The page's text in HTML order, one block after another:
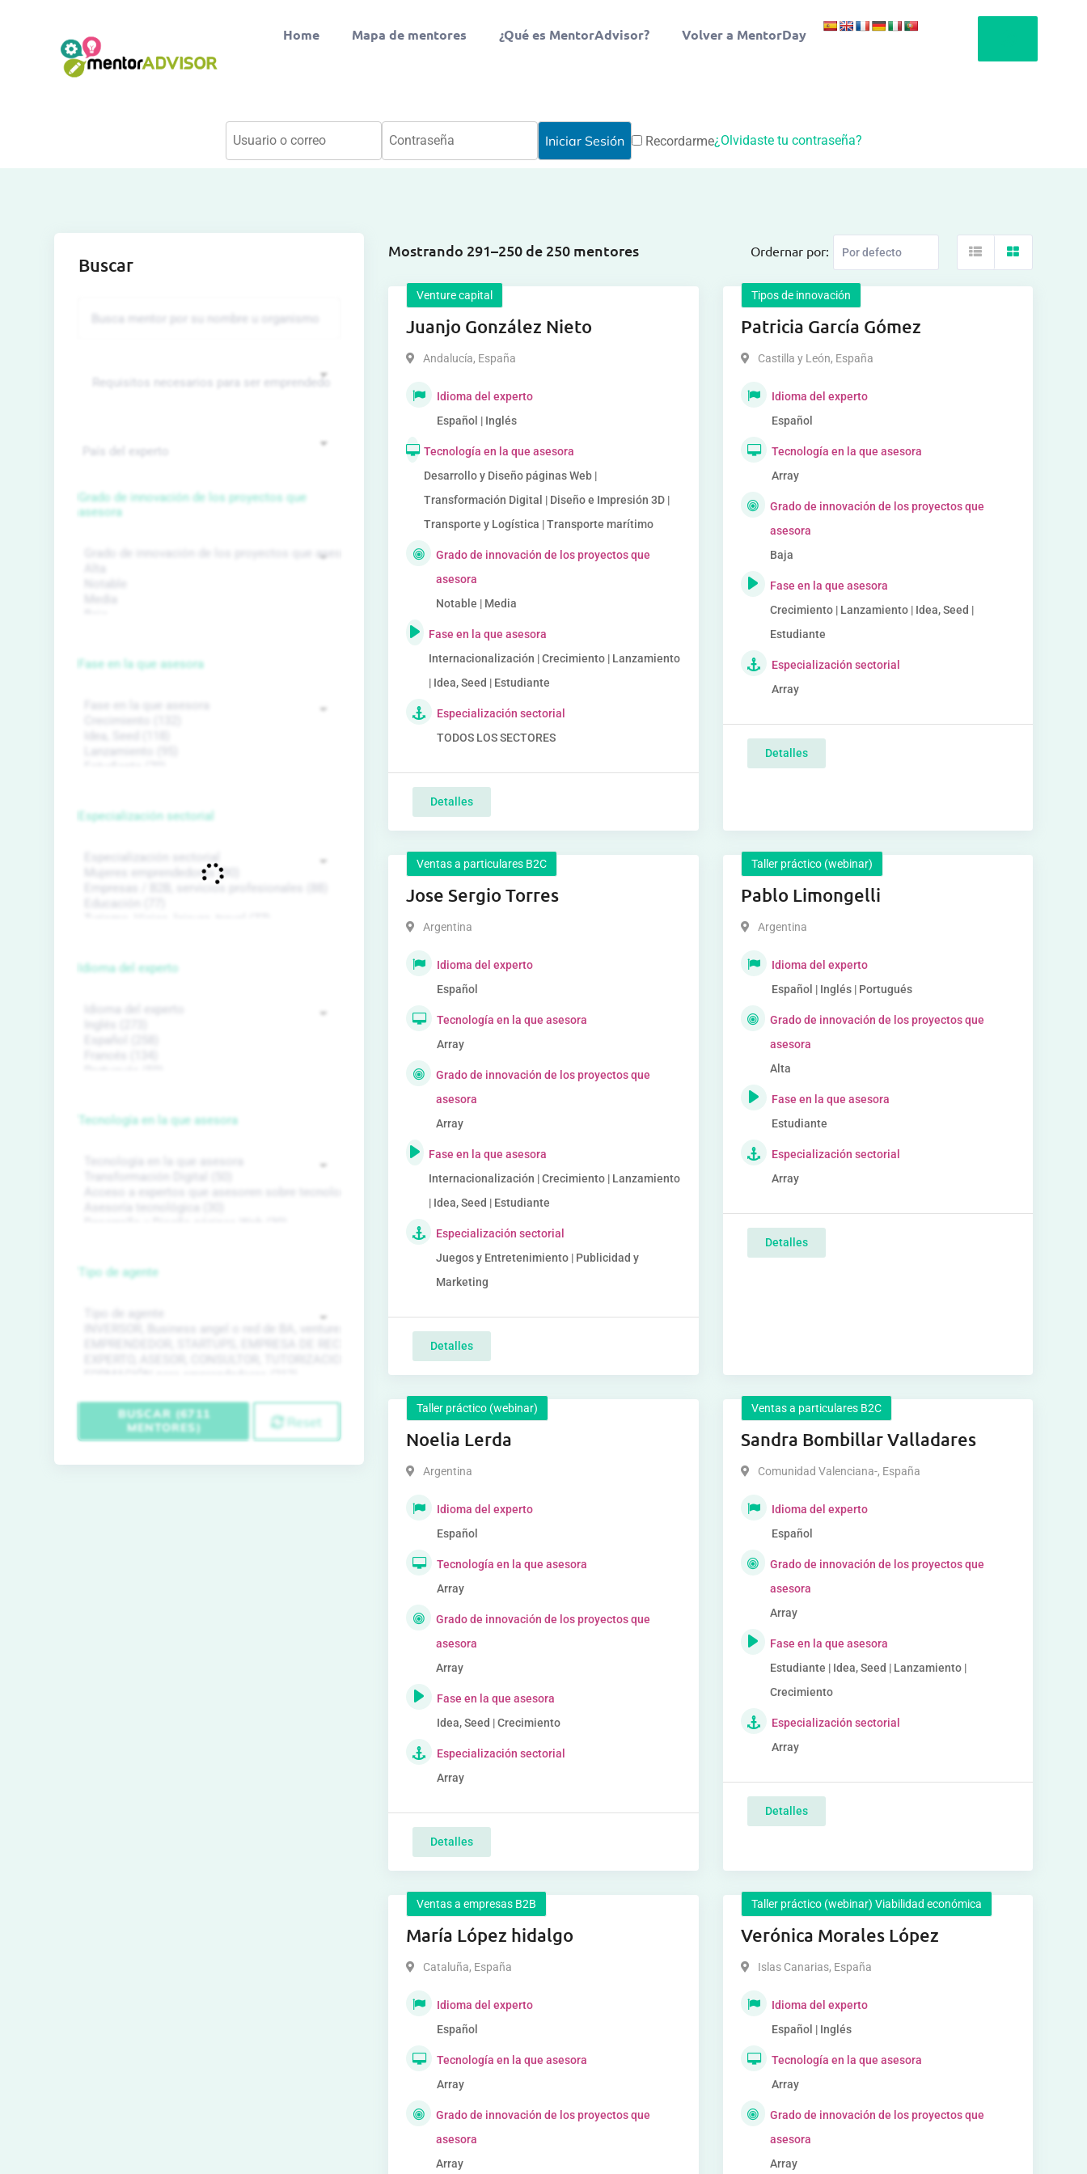
Home Mapa de mentores ¿Qué es MentorAdvisor? Volver a MentorDay
Recordarme¿Olvidaste tu contraseña?
Mostrando 291–250 de 250 mentores Ordernar por:
Venture capital
Juanjo González Nieto
Andalucía, España
Idioma del experto
Español | Inglés
Tecnología en la que asesora
Desarrollo y Diseño páginas Web |
Transformación Digital | Diseño e Impresión 3D |
Transporte y Logística | Transporte marítimo
Grado de innovación de los proyectos que
asesora
Notable | Media
Fase en la que asesora
Internacionalización | Crecimiento | Lanzamiento
| Idea, Seed | Estudiante
Especialización sectorial
TODOS LOS SECTORES
Detalles
Tipos de innovación
Patricia García Gómez
Castilla y León, España
Idioma del experto
Español
Tecnología en la que asesora
Array
Grado de innovación de los proyectos que
asesora
Baja
Fase en la que asesora
Crecimiento | Lanzamiento | Idea, Seed |
Estudiante
Especialización sectorial
Array
Detalles
Ventas a particulares B2C
Jose Sergio Torres
Argentina
Idioma del experto
Español
Tecnología en la que asesora
Array
Grado de innovación de los proyectos que
asesora
Array
Fase en la que asesora
Internacionalización | Crecimiento | Lanzamiento
| Idea, Seed | Estudiante
Especialización sectorial
Juegos y Entretenimiento | Publicidad y
Marketing
Detalles
Taller práctico (webinar)
Pablo Limongelli
Argentina
Idioma del experto
Español | Inglés | Portugués
Grado de innovación de los proyectos que
asesora
Alta
Fase en la que asesora
Estudiante
Especialización sectorial
Array
Detalles
Taller práctico (webinar)
Noelia Lerda
Argentina
Idioma del experto
Español
Tecnología en la que asesora
Array
Grado de innovación de los proyectos que
asesora
Array
Fase en la que asesora
Idea, Seed | Crecimiento
Especialización sectorial
Array
Detalles
Ventas a particulares B2C
Sandra Bombillar Valladares
Comunidad Valenciana-, España
Idioma del experto
Español
Grado de innovación de los proyectos que
asesora
Array
Fase en la que asesora
Estudiante | Idea, Seed | Lanzamiento |
Crecimiento
Especialización sectorial
Array
Detalles
Ventas a empresas B2B
María López hidalgo
Cataluña, España
Idioma del experto
Español
Tecnología en la que asesora
Array
Grado de innovación de los proyectos que
asesora
Array
Taller práctico (webinar) Viabilidad económica
Verónica Morales López
Islas Canarias, España
Idioma del experto
Español | Inglés
Tecnología en la que asesora
Array
Grado de innovación de los proyectos que
asesora
Array
Buscar
Grado de innovación de los proyectos que
asesora
Fase en la que asesora
Especialización sectorial
Idioma del experto
Tecnología en la que asesora
Tipo de agente
BUSCAR (6711
MENTORES)
Reset